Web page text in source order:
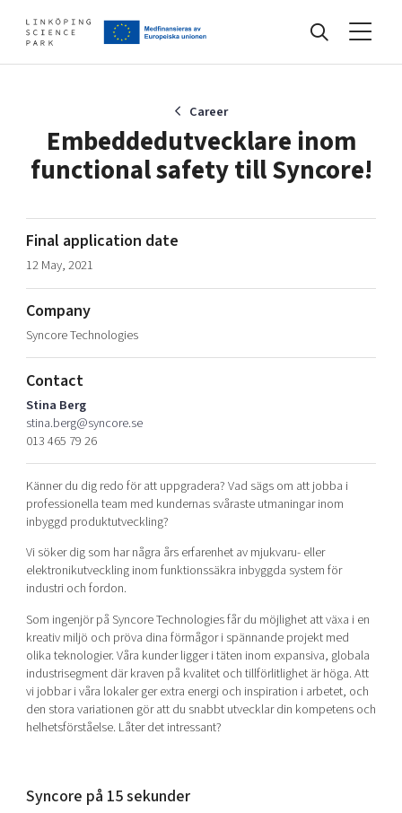
Find your network
Artificial intelligence
Cybersecurity
Internet of Things
Manufacturing industries
Global talent
Visual technologies
Shaping cities and regions
Bright East
East Sweden Tech Women
Reversed mentorship
Current offers and activities
Develop your company
Upgrade your skills & master new ones
Tech startups
Upscaling
Talent & skills
Startup & industry collaboration
Offers to boost your business
Funding opportunities
About
Our story, mission & vision
Our community of companies
Projects
Publications
Project toolbox
Our clusters
Reach out to us
Locations
40 years anniversary
Today's lunch in Mjärdevi
Career
Embeddedutvecklare inom
functional safety till Syncore!
Final application date
12 May, 2021
Company
Syncore Technologies
Contact
Stina Berg
stina.berg@syncore.se
013 465 79 26
Känner du dig redo för att uppgradera? Vad sägs om att jobba i
professionella team med kundernas svåraste utmaningar inom
inbyggd produktutveckling?
Vi söker dig som har några års erfarenhet av mjukvaru- eller
elektronikutveckling inom funktionssäkra inbyggda system för
industri och fordon.
Som ingenjör på Syncore Technologies får du möjlighet att växa i en
kreativ miljö och pröva dina förmågor i spännande projekt med
olika teknologier. Våra kunder ligger i täten inom expansiva, globala
industrisegment där kraven på kvalitet och tillförlitlighet är höga. Att
vi jobbar i våra lokaler ger extra energi och inspiration i arbetet, och
den stora variationen gör att du snabbt utvecklar din kompetens och
helhetsförståelse. Låter det intressant?
Syncore på 15 sekunder